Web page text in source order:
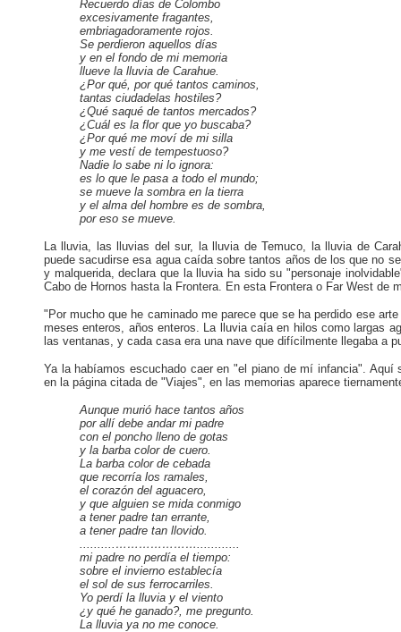
Recuerdo días de Colombo
excesivamente fragantes,
embriagadoramente rojos.
Se perdieron aquellos días
y en el fondo de mi memoria
llueve la lluvia de Carahue.
¿Por qué, por qué tantos caminos,
tantas ciudadelas hostiles?
¿Qué saqué de tantos mercados?
¿Cuál es la flor que yo buscaba?
¿Por qué me moví de mi silla
y me vestí de tempestuoso?
Nadie lo sabe ni lo ignora:
es lo que le pasa a todo el mundo;
se mueve la sombra en la tierra
y el alma del hombre es de sombra,
por eso se mueve.
La lluvia, las lluvias del sur, la lluvia de Temuco, la lluvia de
puede sacudirse esa agua caída sobre tantos años de los que no
y malquerida, declara que la lluvia ha sido su "personaje
Cabo de Hornos hasta la Frontera. En esta Frontera o Far West
"Por mucho que he caminado me parece que se ha perdido ese
meses enteros, años enteros. La lluvia caía en hilos como largas
las ventanas, y cada casa era una nave que difícilmente llegaba a
Ya la habíamos escuchado caer en "el piano de mí infancia".
en la página citada de "Viajes", en las memorias aparece
Aunque murió hace tantos años
por allí debe andar mi padre
con el poncho lleno de gotas
y la barba color de cuero.
La barba color de cebada
que recorría los ramales,
el corazón del aguacero,
y que alguien se mida conmigo
a tener padre tan errante,
a tener padre tan llovido.
..........…………………............
mi padre no perdía el tiempo:
sobre el invierno establecía
el sol de sus ferrocarriles.
Yo perdí la lluvia y el viento
¿y qué he ganado?, me pregunto.
La lluvia ya no me conoce.